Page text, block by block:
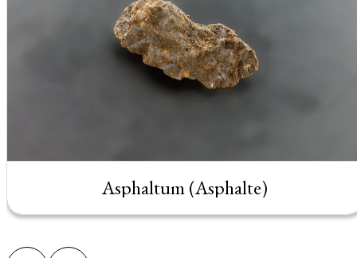
Asphaltum (Asphalte)